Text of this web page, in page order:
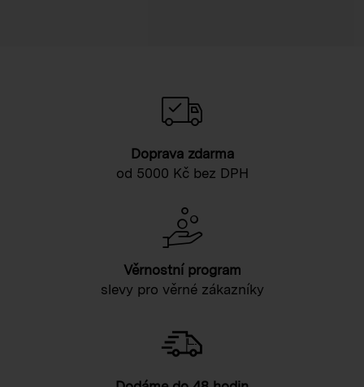
Doprava zdarma
od 5000 Kč bez DPH
Věrnostní program
slevy pro věrné zákazníky